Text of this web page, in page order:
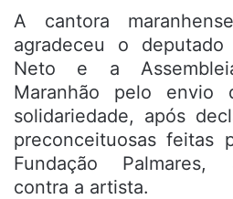
A cantora
agradeceu o deputado
Neto e a
Maranhão pelo envio
solidariedade, após
preconceituosas feitas
Fundação Palmares,
contra a artista.